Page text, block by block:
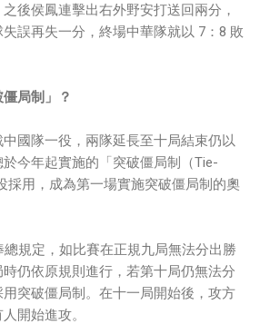
後侯鳳連擊出右外野安打送回兩分，
誤再失一分，終場中華隊就以 7：8 敗
局制」？
國隊一役，兩隊延長至十局結束仍以
今年起實施的「突破僵局制（Tie-
採用，成為第一場實施突破僵局制的奧
規定，如比賽在正規九局無法分出勝
仍依原規則進行，若第十局仍無法分
突破僵局制。在十一局開始後，攻方
開始進攻。